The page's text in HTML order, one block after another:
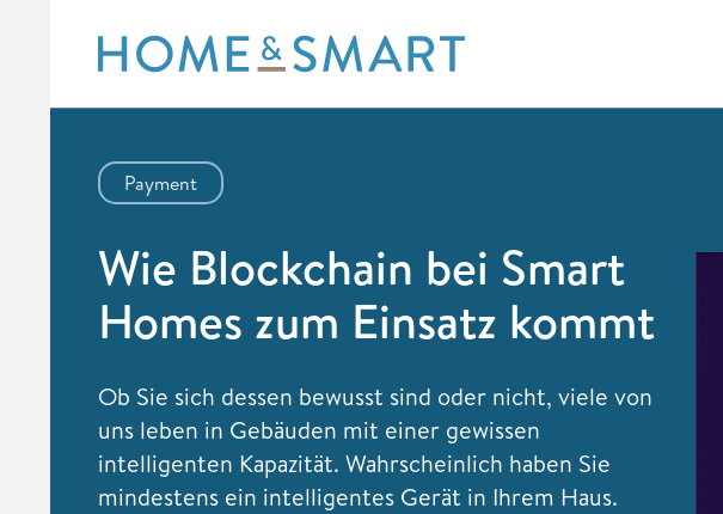
content
Payment
Wie Blockchain bei Smart
Homes zum Einsatz kommt
Ob Sie sich dessen bewusst sind oder nicht, viele von
uns leben in Gebäuden mit einer gewissen
intelligenten Kapazität. Wahrscheinlich haben Sie
mindestens ein intelligentes Gerät in Ihrem Haus.